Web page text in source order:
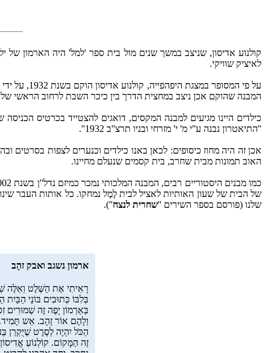
קולנוע אדיסון, שניצב במשך שנים מול בית ספר 'למל' היה הארמון של
לאיציק שוויקי.
על פי
המבנה שהוקם אכן ניצב במחצית הדרך בין כיכר השבת לרחוב הראשי של
כילדים היינו מגיעים למבנה המקסים, דואגים להצטייד בכרטיס
''התיאטרון נבנה ע''י מ' י' מזרחי ובניו תרצ''ב 1932''.
האוב תמונות מבית שחרב, בית קסמים שנעלם מחיינו.
של הבית של שעון האותיות לאציל לבית לֶמֶל נמחקו. כל אותות העבר
שלנו (פורסם בספר השירים ''שחרית לנצח'').
ארמון נשגב ואבק זהָב
רָאִיתִי אֶת הַשֶּׁלֶט וְאֵלֶּה
בְּלִבּוֹ כְּתוּבִים בּוֹנֵי הַבַּיִת
בְּאַרְמוֹן יָפֶה זֶה שְׁמוּרִים
וְלָהֶם אוֹר זָהָב. אֵש תָּמִיד.
הַכֹּל יִהְיֶה לְסֶרֶט שֶׁיֻּקְרַן
זֶה הַמָּקוֹם. קוֹלְנוֹעַ